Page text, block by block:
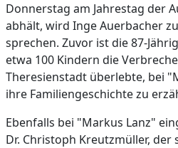
Donnerstag am Jahrestag der
abhält, wird Inge Auerbacher
sprechen. Zuvor ist die 87-
etwa 100 Kindern die
Theresienstadt überlebte, bei
ihre Familiengeschichte zu
Ebenfalls bei "Markus Lanz"
Dr. Christoph Kreutzmüller, der